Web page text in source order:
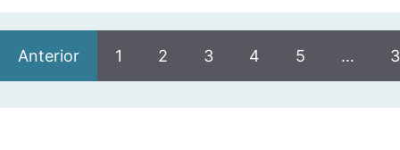
Anterior 1 2 3 4 5 …